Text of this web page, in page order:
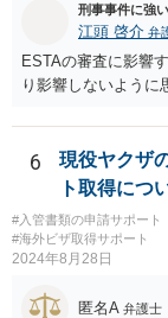
刑事事件に強
江頭 啓介 弁
ESTAの審査に影響
り影響しないように
6
現役ヤクザ
ト取得につ
#入管書類の申請サポート
#海外ビザ取得サポート
2024年8月28日
匿名A 弁護士